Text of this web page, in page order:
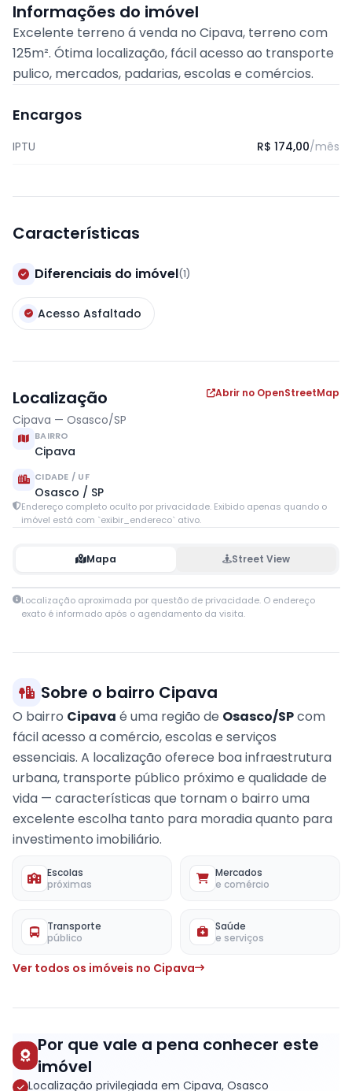
Informações do imóvel
Excelente terreno á venda no Cipava, terreno com
125m². Ótima localização, fácil acesso ao transporte
pulico, mercados, padarias, escolas e comércios.
Encargos
IPTU R$ 174,00/mês
Características
Diferenciais do imóvel(1)
Acesso Asfaltado
Localização
Cipava — Osasco/SP
Abrir no OpenStreetMap
BAIRRO
Cipava
CIDADE / UF
Osasco / SP
Endereço completo oculto por privacidade. Exibido apenas quando o
imóvel está com `exibir_endereco` ativo.
Mapa Street View
+
Localização aproximada por questão de privacidade. O endereço
exato é informado após o agendamento da visita.
Sobre o bairro Cipava
O bairro Cipava é uma região de Osasco/SPcom
fácil acesso a comércio, escolas e serviços
essenciais. A localização oferece boa infraestrutura
urbana, transporte público próximo e qualidade de
vida — características que tornam o bairro uma
excelente escolha tanto para moradia quanto para
investimento imobiliário.
Escolas
próximas
Mercados
e comércio
Transporte
público
Saúde
e serviços
Ver todos os imóveis no Cipava
Por que vale a pena conhecer este
imóvel
Localização privilegiada em Cipava, Osasco